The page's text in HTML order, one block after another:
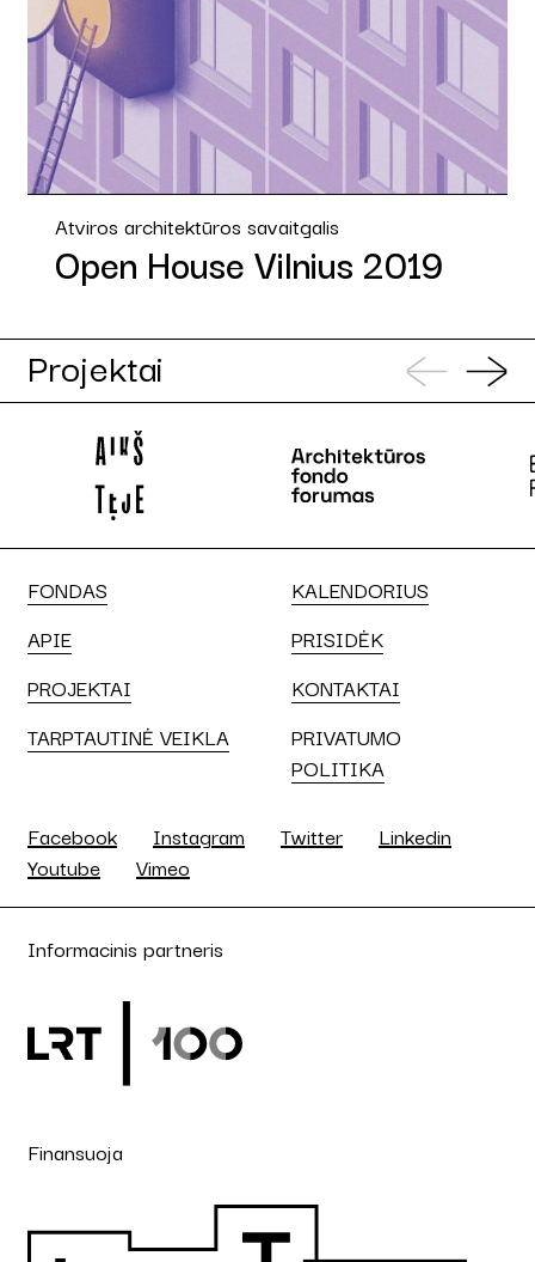
Atviros architektūros savaitgalis
Open House Vilnius 2019
Projektai
FONDAS
APIE
PROJEKTAI
TARPTAUTINĖ VEIKLA
KALENDORIUS
PRISIDĖK
KONTAKTAI
PRIVATUMO
POLITIKA
Facebook Instagram Twitter
Linkedin
Youtube
Vimeo
Informacinis partneris
Finansuoja